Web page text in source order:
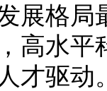
展格
高水
才驱